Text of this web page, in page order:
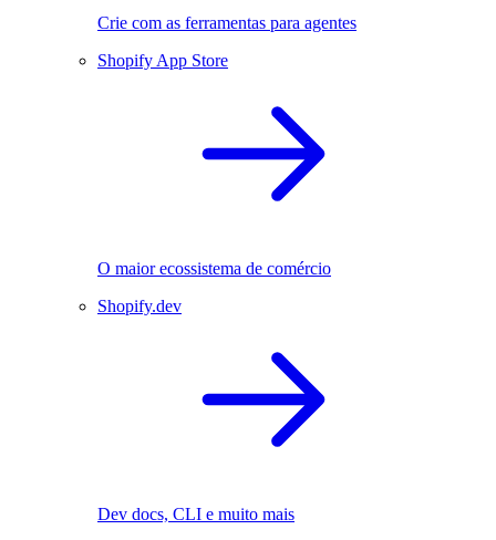
Crie com as ferramentas para agentes
Shopify App Store
O maior ecossistema de comércio
Shopify.dev
Dev docs, CLI e muito mais